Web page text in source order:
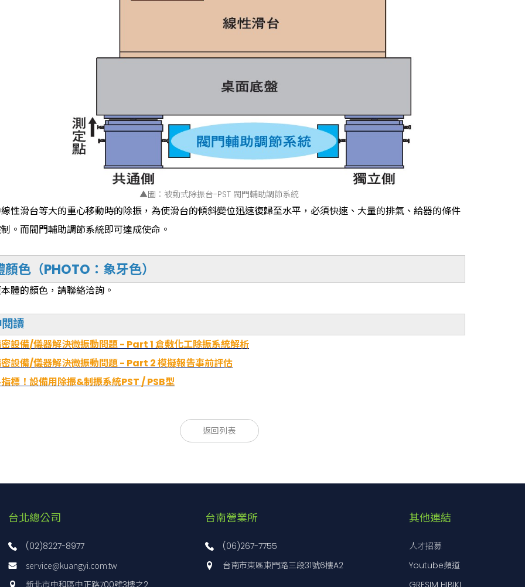
▲圖：被動式除振台-PST 閥門輔助調節系統
性滑台等大的重心移動時的除振，為使滑台的傾斜變位迅速復歸至水平，必須快速、大量的排氣、給器的條件
。而閥門輔助調節系統即可達成使命。
顏色（PHOTO：象牙色）
體的顏色，請聯絡洽詢。
讀
設備/儀器解決微振動問題 - Part 1 倉敷化工除振系統解析
設備/儀器解決微振動問題 - Part 2 模擬報告事前評估
標！設備用除振&制振系統PST / PSB型
PST-304(-DG) PST-305(-DG) PST-306(-DG) PST-308(-DG) PST-311 (-DG) PST-314(-DG)
數
水平方向:1.5Hz~1.8Hz
水平方向:1.5Hz~1.8Hz(水平方向:0.8Hz〜1.0Hz)
(4組)kg 〜400 〜700 〜12000
返回列表
台北總公司
(02)8227-8977
service@kuangyi.com.tw
台南營業所
(06)267-7755
台南市東區東門路三段31號6樓A2
其他連結
人才招募
Youtube頻道